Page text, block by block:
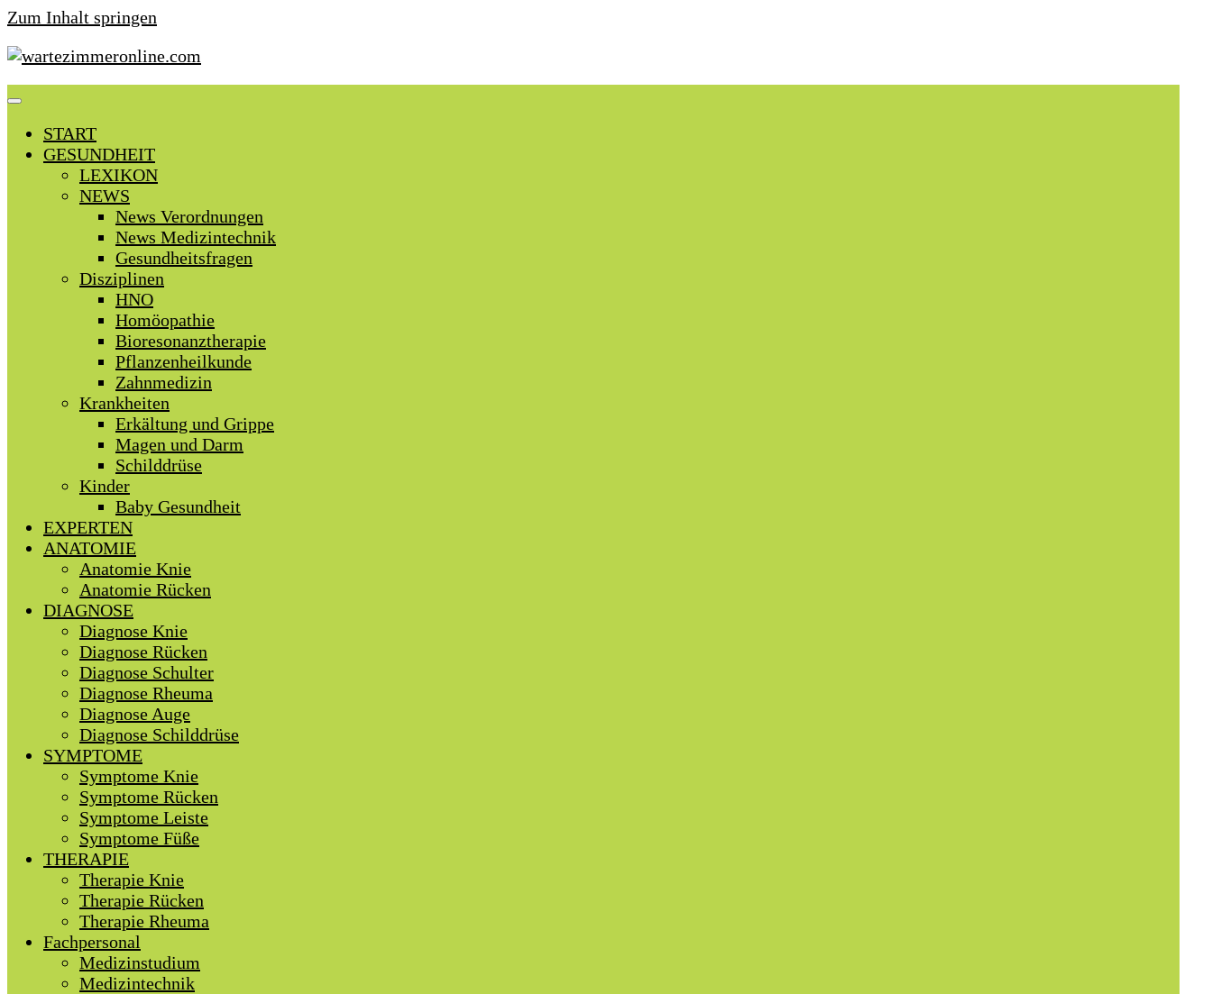
Zum Inhalt springen
START
GESUNDHEIT
LEXIKON
NEWS
News Verordnungen
News Medizintechnik
Gesundheitsfragen
Disziplinen
HNO
Homöopathie
Bioresonanztherapie
Pflanzenheilkunde
Zahnmedizin
Krankheiten
Erkältung und Grippe
Magen und Darm
Schilddrüse
Kinder
Baby Gesundheit
EXPERTEN
ANATOMIE
Anatomie Knie
Anatomie Rücken
DIAGNOSE
Diagnose Knie
Diagnose Rücken
Diagnose Schulter
Diagnose Rheuma
Diagnose Auge
Diagnose Schilddrüse
SYMPTOME
Symptome Knie
Symptome Rücken
Symptome Leiste
Symptome Füße
THERAPIE
Therapie Knie
Therapie Rücken
Therapie Rheuma
Fachpersonal
Medizinstudium
Medizintechnik